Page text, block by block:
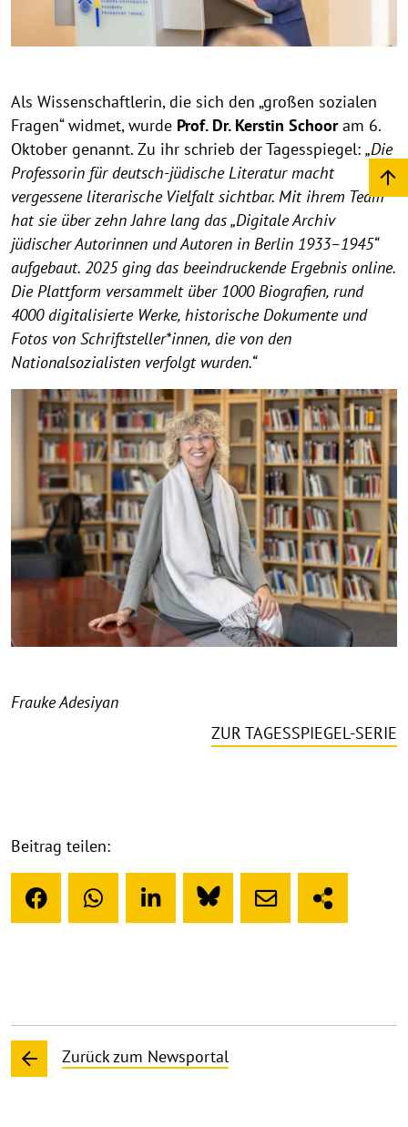
Als Wissenschaftlerin, die sich den „großen sozialen
Fragen“ widmet, wurde Prof. Dr. Kerstin Schooram 6.
Oktober genannt. Zu ihr schrieb der Tagesspiegel: „Die
Professorin für deutsch-jüdische Literatur macht
vergessene literarische Vielfalt sichtbar. Mit ihrem Team
hat sie über zehn Jahre lang das „Digitale Archiv
jüdischer Autorinnen und Autoren in Berlin 1933–1945“
aufgebaut. 2025 ging das beeindruckende Ergebnis online.
Die Plattform versammelt über 1000 Biografien, rund
4000 digitalisierte Werke, historische Dokumente und
Fotos von Schriftsteller*innen, die von den
Nationalsozialisten verfolgt wurden.“
Frauke Adesiyan
ZUR TAGESSPIEGEL-SERIE
Beitrag teilen:
Zurück zum Newsportal